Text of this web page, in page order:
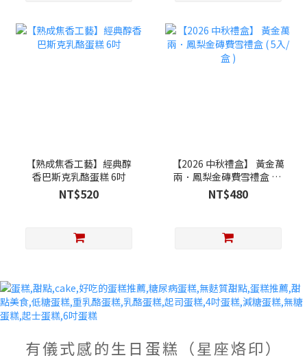
【熟成焦香工藝】經典醇
香巴斯克乳酪蛋糕 6吋
NT$520
【2026 中秋禮盒】 黃金萬
兩．鳳梨金磚費雪禮盒 ( 5
入/盒 )
NT$480
有儀式感的生日蛋糕（星座烙印）